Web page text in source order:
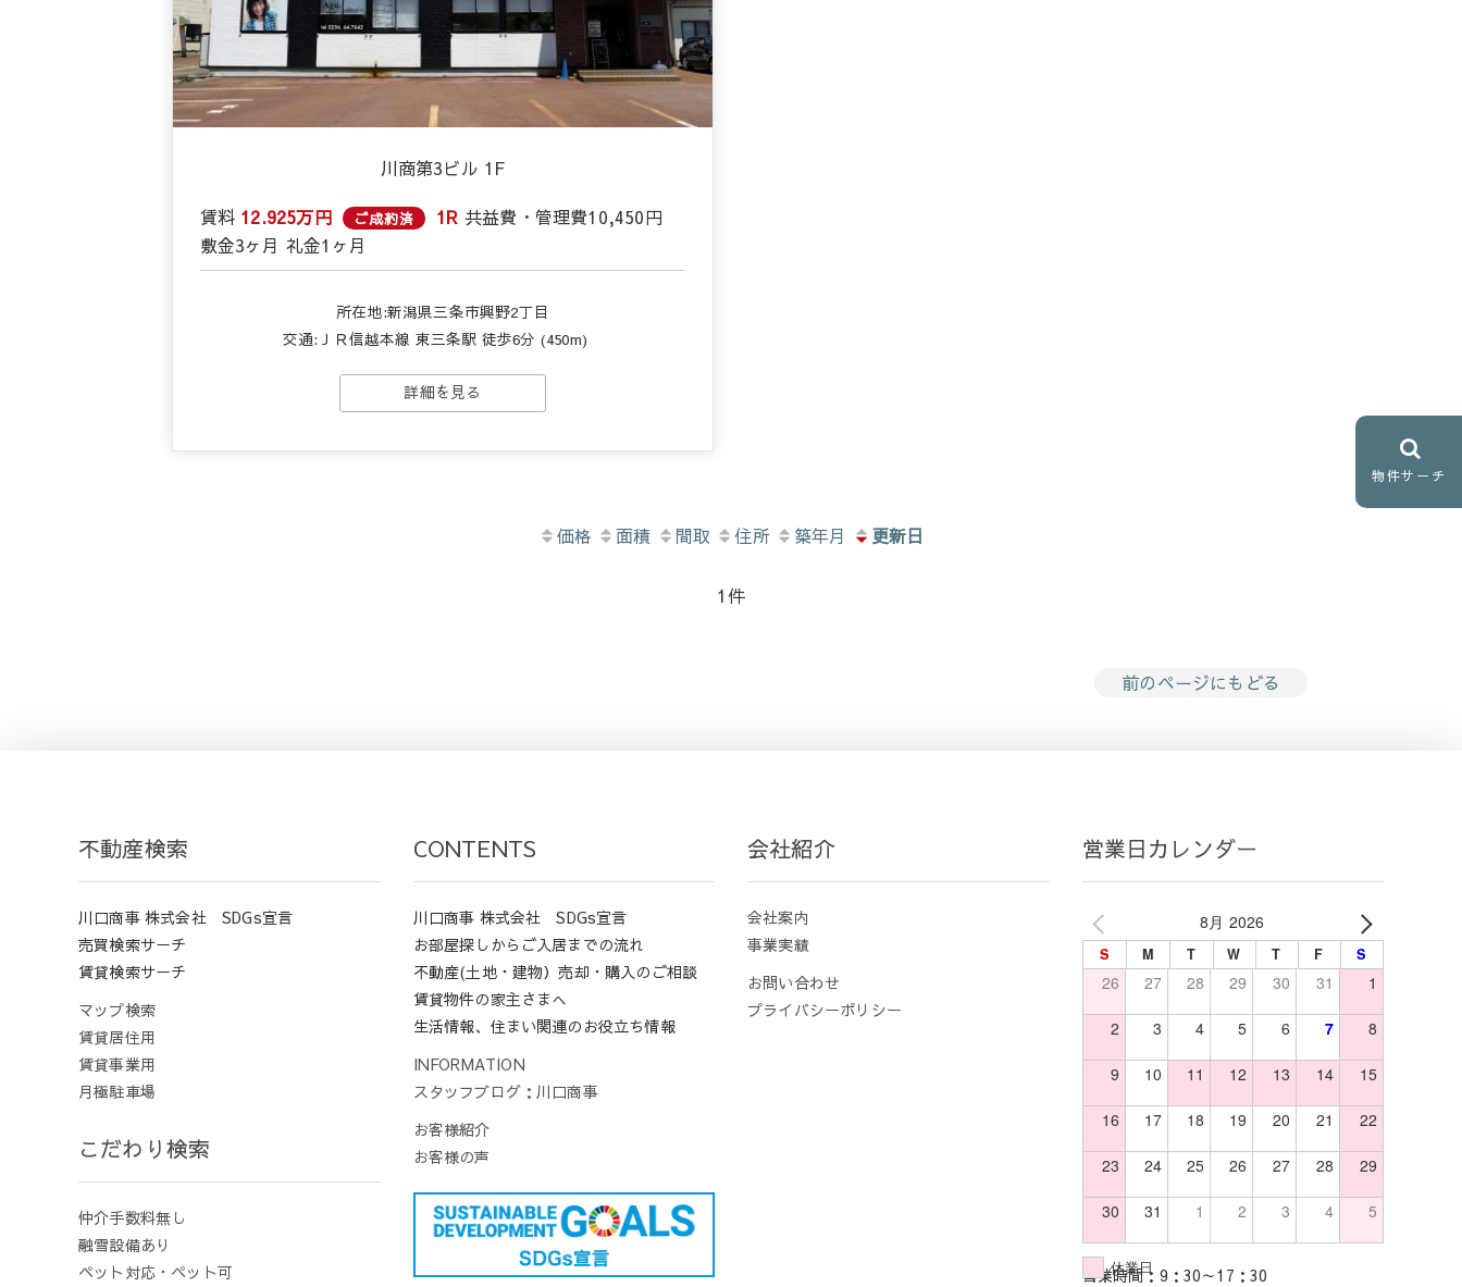
川商第3ビル 1F
賃料 12.925万円 ご成約済 1R 共益費・管理費10,450円
敷金3ヶ月 礼金1ヶ月
所在地:新潟県三条市興野2丁目
交通: ＪＲ信越本線 東三条駅 徒歩6分 (450m)
詳細を見る
価格 面積 間取 住所 築年月 更新日
1件
前のページにもどる
物件サーチ
不動産検索
川口商事 株式会社 SDGs宣言
売買検索サーチ
賃貸検索サーチ
マップ検索
賃貸居住用
賃貸事業用
月極駐車場
こだわり検索
仲介手数料無し
融雪設備あり
ペット対応・ペット可
CONTENTS
川口商事 株式会社 SDGs宣言
お部屋探しからご入居までの流れ
不動産(土地・建物）売却・購入のご相談
賃貸物件の家主さまへ
生活情報、住まい関連のお役立ち情報
INFORMATION
スタッフブログ：川口商事
お客様紹介
お客様の声
会社紹介
会社案内
事業実績
お問い合わせ
プライバシーポリシー
営業日カレンダー
8月 2026
S M T W T F S
26 27 28 29 30 31 1
2 3 4 5 6 7 8
9 10 11 12 13 14 15
16 17 18 19 20 21 22
23 24 25 26 27 28 29
30 31 1 2 3 4 5
休業日
営業時間：9：30～17：30